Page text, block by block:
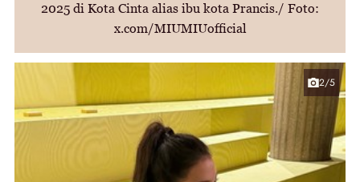
2025 di Kota Cinta alias ibu kota Prancis./ Foto:
x.com/MIUMIUofficial
2/5